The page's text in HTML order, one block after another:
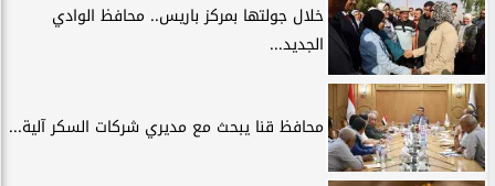
خلال جولتها بمركز باريس.. محافظ الوادي
الجديد...
محافظ قنا يبحث مع مديري شركات السكر آلية...